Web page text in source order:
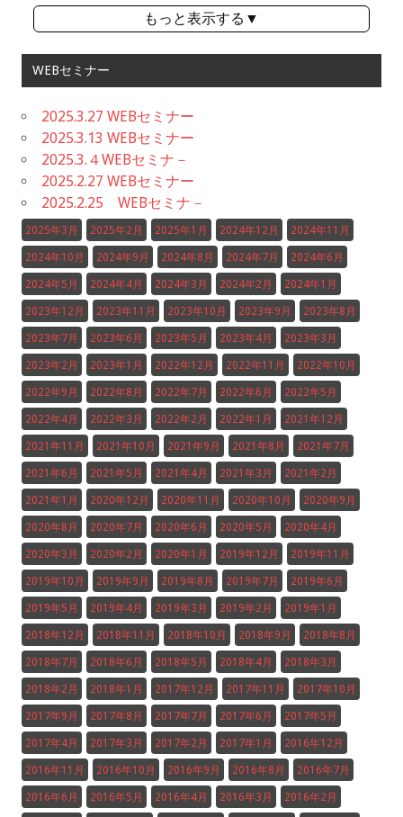
もっと表示する▼
WEBセミナー
2025.3.27 WEBセミナー
2025.3.13 WEBセミナー
2025.3.４WEBセミナ－
2025.2.27 WEBセミナー
2025.2.25 WEBセミナ－
2025年3月 2025年2月 2025年1月 2024年12月 2024年11月
2024年10月 2024年9月 2024年8月 2024年7月 2024年6月
2024年5月 2024年4月 2024年3月 2024年2月 2024年1月
2023年12月 2023年11月 2023年10月 2023年9月 2023年8月
2023年7月 2023年6月 2023年5月 2023年4月 2023年3月
2023年2月 2023年1月 2022年12月 2022年11月 2022年10月
2022年9月 2022年8月 2022年7月 2022年6月 2022年5月
2022年4月 2022年3月 2022年2月 2022年1月 2021年12月
2021年11月 2021年10月 2021年9月 2021年8月 2021年7月
2021年6月 2021年5月 2021年4月 2021年3月 2021年2月
2021年1月 2020年12月 2020年11月 2020年10月 2020年9月
2020年8月 2020年7月 2020年6月 2020年5月 2020年4月
2020年3月 2020年2月 2020年1月 2019年12月 2019年11月
2019年10月 2019年9月 2019年8月 2019年7月 2019年6月
2019年5月 2019年4月 2019年3月 2019年2月 2019年1月
2018年12月 2018年11月 2018年10月 2018年9月 2018年8月
2018年7月 2018年6月 2018年5月 2018年4月 2018年3月
2018年2月 2018年1月 2017年12月 2017年11月 2017年10月
2017年9月 2017年8月 2017年7月 2017年6月 2017年5月
2017年4月 2017年3月 2017年2月 2017年1月 2016年12月
2016年11月 2016年10月 2016年9月 2016年8月 2016年7月
2016年6月 2016年5月 2016年4月 2016年3月 2016年2月